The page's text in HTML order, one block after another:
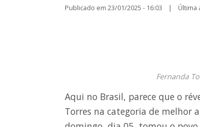
Publicado em 23/01/2025 - 16:03 | Última
Fernanda
Aqui no Brasil, parece que o
Torres na categoria de melhor